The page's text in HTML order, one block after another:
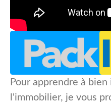
Pour apprendre à
l'immobilier, je vous